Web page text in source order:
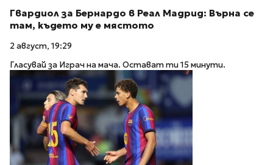
Гвардиол за Бернардо в Реал Мадрид: Върна се
там, където му е мястото
2 август, 19:29
Гласувай за Играч на мача. Остават ти 15 минути.